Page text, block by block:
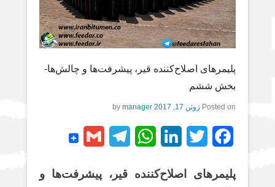
پلیمرهای اصلاح‌کننده قیر، پیشرفت‌ها و چالش‌ها-
بخش ششم
ژوئن 17, 2017 by
manager
T
i
L
n
W
a
T
l
G
a
پلیمرهای اصلاح‌کننده قیر، پیشرفت‌ها و